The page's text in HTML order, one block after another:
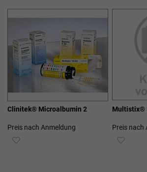
Clinitek® Microalbumin 2
Preis nach Anmeldung
ZUR
Multistix®
Preis nach
ZUR